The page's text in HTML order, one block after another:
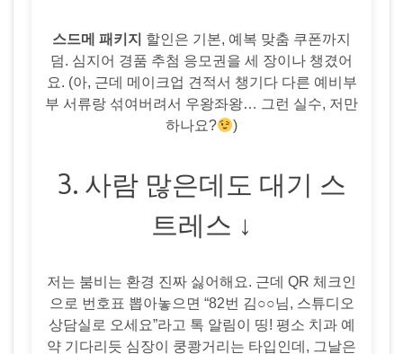
스드메 패키지 할인은 기본, 예복 맞춤 쿠폰까지
덤. 심지어 경품 추첨 응모권을 세 장이나 챙겼어
요. (아, 근데 메이크업 견적서 챙기다 다른 예비부
부 서류랑 섞여버려서 우왕좌왕… 그런 실수, 저만
하나요?
)
3. 사람 많은데도 대기 스
트레스 ↓
저는 붐비는 환경 진짜 싫어해요. 근데 QR 체크인
으로 번호표 뽑아놓으면 “82번 김○○님, 스튜디오
상담실로 오세요”라고 톡 알림이 띵! 평소 치과 예
약 기다리듯 심장이 쿵쾅거리는 타입인데, 그날은